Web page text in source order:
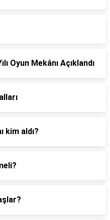
Oyun Mekânı Açıklandı
kim aldı?